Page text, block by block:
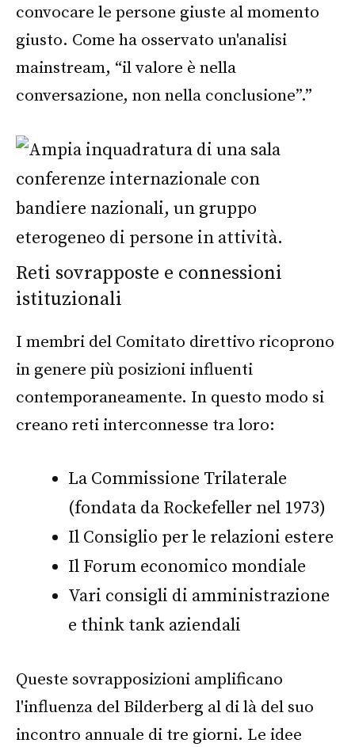
convocare le persone giuste al momento
giusto. Come ha osservato un'analisi
mainstream, “il valore è nella
conversazione, non nella conclusione”.”
Reti sovrapposte e connessioni
istituzionali
I membri del Comitato direttivo ricoprono
in genere più posizioni influenti
contemporaneamente. In questo modo si
creano reti interconnesse tra loro:
La Commissione Trilaterale
(fondata da Rockefeller nel 1973)
Il Consiglio per le relazioni estere
Il Forum economico mondiale
Vari consigli di amministrazione
e think tank aziendali
Queste sovrapposizioni amplificano
l'influenza del Bilderberg al di là del suo
incontro annuale di tre giorni. Le idee